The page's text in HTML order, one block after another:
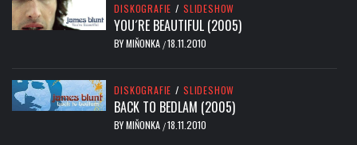
DISKOGRAFIE / SLIDESHOW
YOU´RE BEAUTIFUL (2005)
BYMIŇONKA /18.11.2010
DISKOGRAFIE / SLIDESHOW
BACK TO BEDLAM (2005)
BYMIŇONKA /18.11.2010